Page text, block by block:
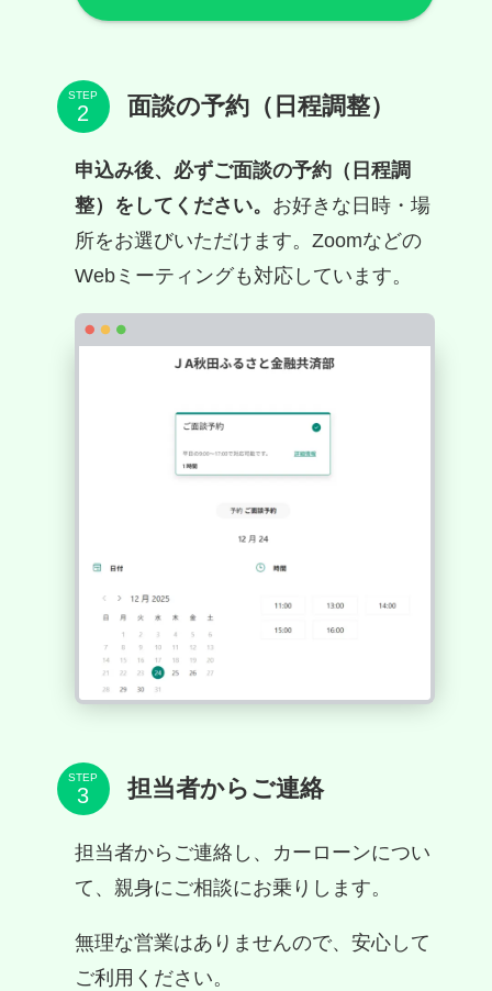
STEP 面談の予約（日程調整）
申込み後、必ずご面談の予約（日程調
整）をしてください。 お好きな日時・場
所をお選びいただけます。Zoomなどの
Webミーティングも対応しています。
STEP 担当者からご連絡
担当者からご連絡し、カーローンについ
て、親身にご相談にお乗りします。
無理な営業はありませんので、安心して
ご利用ください。